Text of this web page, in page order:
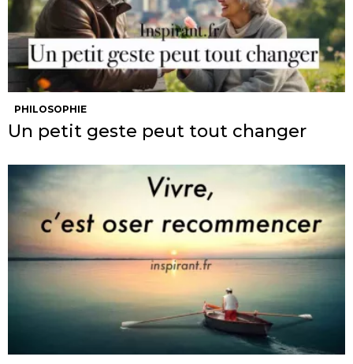
PHILOSOPHIE
Un petit geste peut tout changer